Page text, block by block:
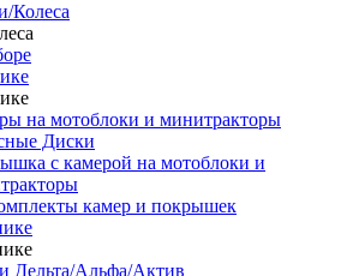
на мотоблоки и минитракторы
Диски
с камерой на мотоблоки и
камер и покрышек
Дельта/Альфа/Актив